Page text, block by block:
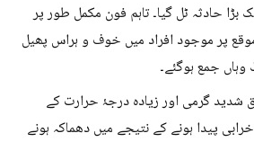
حادثہ ٹل گیا۔ تاہم فون مکمل طور پر
موقع پر موجود افراد میں خوف و ہراس پھیل
وہاں جمع ہوگئے۔
شدید گرمی اور زیادہ درجۂ حرارت کے
پیدا ہونے کے نتیجے میں دھماکہ ہونے